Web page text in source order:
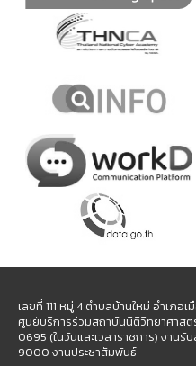
เลขที่ 111 หมู่ 4 ตำบลบ้านใหม่ อำเภ
ศูนย์บริการร่วมสถาบันนิติวิทยาศาสต
0695 (ในวันและเวลาราชการ) งาน
9000 งานประชาสัมพันธ์